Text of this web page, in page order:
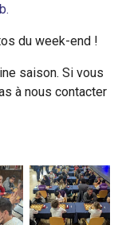
du week-end !
saison. Si vous
à nous contacter